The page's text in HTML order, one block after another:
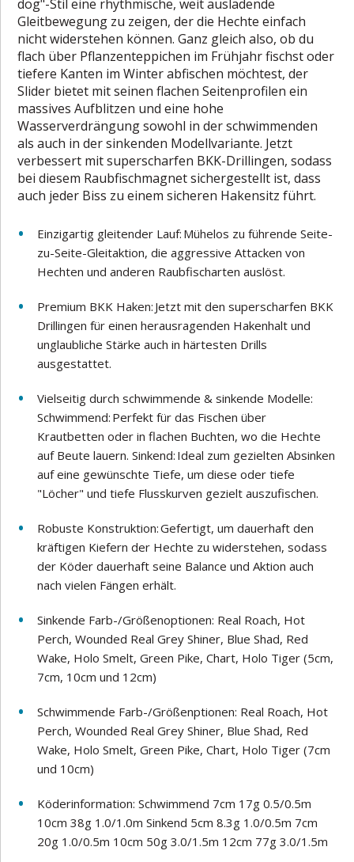
dog"-Stil eine rhythmische, weit ausladende
Gleitbewegung zu zeigen, der die Hechte einfach
nicht widerstehen können. Ganz gleich also, ob du
flach über Pflanzenteppichen im Frühjahr fischst oder
tiefere Kanten im Winter abfischen möchtest, der
Slider bietet mit seinen flachen Seitenprofilen ein
massives Aufblitzen und eine hohe
Wasserverdrängung sowohl in der schwimmenden
als auch in der sinkenden Modellvariante. Jetzt
verbessert mit superscharfen BKK-Drillingen, sodass
bei diesem Raubfischmagnet sichergestellt ist, dass
auch jeder Biss zu einem sicheren Hakensitz führt.
Einzigartig gleitender Lauf: Mühelos zu führende Seite-
zu-Seite-Gleitaktion, die aggressive Attacken von
Hechten und anderen Raubfischarten auslöst.
Premium BKK Haken: Jetzt mit den superscharfen BKK
Drillingen für einen herausragenden Hakenhalt und
unglaubliche Stärke auch in härtesten Drills
ausgestattet.
Vielseitig durch schwimmende & sinkende Modelle:
Schwimmend: Perfekt für das Fischen über
Krautbetten oder in flachen Buchten, wo die Hechte
auf Beute lauern. Sinkend: Ideal zum gezielten Absinken
auf eine gewünschte Tiefe, um diese oder tiefe
"Löcher" und tiefe Flusskurven gezielt auszufischen.
Robuste Konstruktion: Gefertigt, um dauerhaft den
kräftigen Kiefern der Hechte zu widerstehen, sodass
der Köder dauerhaft seine Balance und Aktion auch
nach vielen Fängen erhält.
Sinkende Farb-/Größenoptionen: Real Roach, Hot
Perch, Wounded Real Grey Shiner, Blue Shad, Red
Wake, Holo Smelt, Green Pike, Chart, Holo Tiger (5cm,
7cm, 10cm und 12cm)
Schwimmende Farb-/Größenptionen: Real Roach, Hot
Perch, Wounded Real Grey Shiner, Blue Shad, Red
Wake, Holo Smelt, Green Pike, Chart, Holo Tiger (7cm
und 10cm)
Köderinformation: Schwimmend 7cm 17g 0.5/0.5m
10cm 38g 1.0/1.0m Sinkend 5cm 8.3g 1.0/0.5m 7cm
20g 1.0/0.5m 10cm 50g 3.0/1.5m 12cm 77g 3.0/1.5m